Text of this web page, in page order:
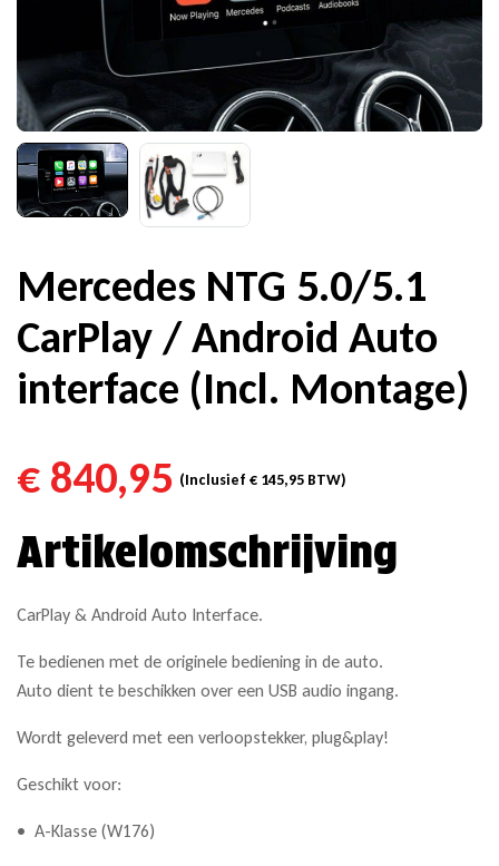
Mercedes NTG 5.0/5.1
CarPlay / Android Auto
interface (Incl. Montage)
€ 840,95 (Inclusief € 145,95 BTW)
Artikelomschrijving
CarPlay & Android Auto Interface.
Te bedienen met de originele bediening in de auto.
Auto dient te beschikken over een USB audio ingang.
Wordt geleverd met een verloopstekker, plug&play!
Geschikt voor:
• A-Klasse (W176)